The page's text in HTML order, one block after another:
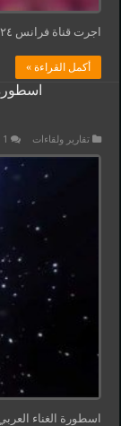
اجرت قناة فرانس ٢٤ لقاءا …
أكمل القراءة »
اسطورة
تقارير ولقاءات 1
اسطورة الغناء